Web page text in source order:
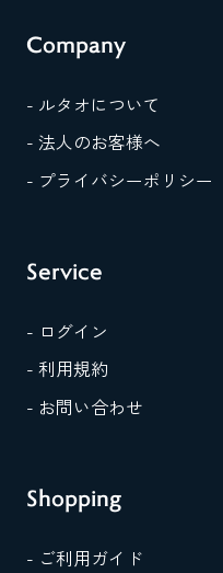
Company
- ルタオについて
- 法人のお客様へ
- プライバシーポリシー
Service
- ログイン
- 利用規約
- お問い合わせ
Shopping
- ご利用ガイド